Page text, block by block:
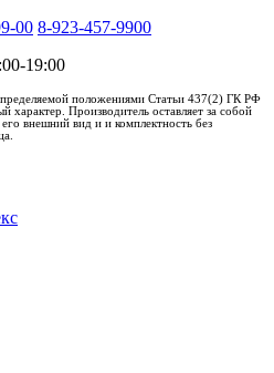
00 8-923-457-9900
19:00
положениями Статьи 437(2) ГК РФ
Производитель оставляет за собой
внешний вид и и комплектность без